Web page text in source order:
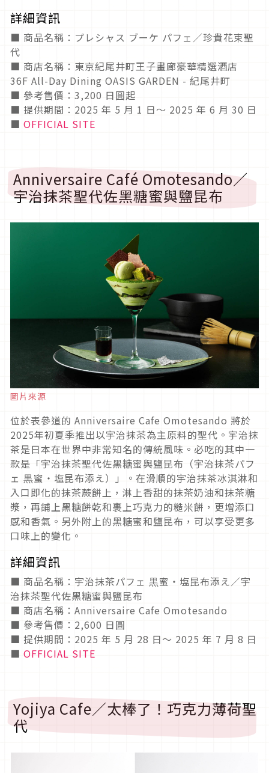
詳細資訊
■ 商品名稱：プレシャス ブーケ パフェ／珍貴花束聖
代
■ 商店名稱：東京紀尾井町王子畫廊豪華精選酒店
36F All-Day Dining OASIS GARDEN - 紀尾井町
■ 參考售價：3,200 日圓起
■ 提供期間：2025 年 5 月 1 日～ 2025 年 6 月 30 日
■ OFFICIAL SITE
Anniversaire Café Omotesando／
宇治抹茶聖代佐黑糖蜜與鹽昆布
圖片來源
位於表參道的 Anniversaire Cafe Omotesando 將於
2025年初夏季推出以宇治抹茶為主原料的聖代。宇治抹
茶是日本在世界中非常知名的傳統風味。必吃的其中一
款是「宇治抹茶聖代佐黑糖蜜與鹽昆布（宇治抹茶パフ
ェ 黒蜜・塩昆布添え）」。在滑順的宇治抹茶冰淇淋和
入口即化的抹茶蕨餅上，淋上香甜的抹茶奶油和抹茶糖
漿，再鋪上黑糖餅乾和裹上巧克力的糙米餅，更增添口
感和香氣。另外附上的黑糖蜜和鹽昆布，可以享受更多
口味上的變化。
詳細資訊
■ 商品名稱：宇治抹茶パフェ 黒蜜・塩昆布添え／宇
治抹茶聖代佐黑糖蜜與鹽昆布
■ 商店名稱：Anniversaire Cafe Omotesando
■ 參考售價：2,600 日圓
■ 提供期間：2025 年 5 月 28 日～ 2025 年 7 月 8 日
■ OFFICIAL SITE
Yojiya Cafe／太棒了！巧克力薄荷聖
代